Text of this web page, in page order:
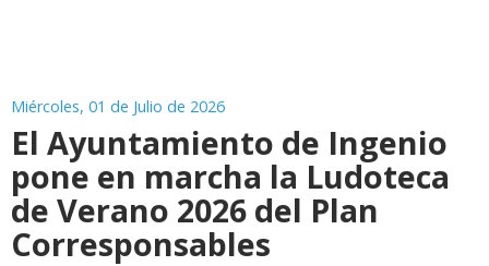
Miércoles, 01 de Julio de 2026
El Ayuntamiento de Ingenio
pone en marcha la Ludoteca
de Verano 2026 del Plan
Corresponsables